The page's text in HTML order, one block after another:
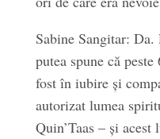
Sabine Sangitar: Da.
putea spune că
fost în iubire și
autorizat lumea
Quin’Taas – și